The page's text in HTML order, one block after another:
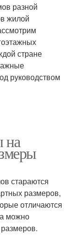
разной
жилой
стране
руководством
на
стараются
размеров,
отличаются
можно